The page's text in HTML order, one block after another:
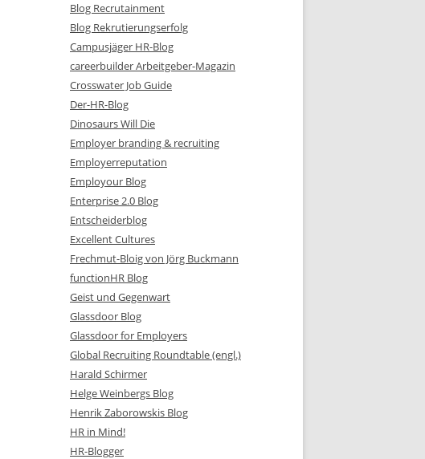
Blog Recrutainment
Blog Rekrutierungserfolg
Campusjäger HR-Blog
careerbuilder Arbeitgeber-Magazin
Crosswater Job Guide
Der-HR-Blog
Dinosaurs Will Die
Employer branding & recruiting
Employerreputation
Employour Blog
Enterprise 2.0 Blog
Entscheiderblog
Excellent Cultures
Frechmut-Bloig von Jörg Buckmann
functionHR Blog
Geist und Gegenwart
Glassdoor Blog
Glassdoor for Employers
Global Recruiting Roundtable (engl.)
Harald Schirmer
Helge Weinbergs Blog
Henrik Zaborowskis Blog
HR in Mind!
HR-Blogger